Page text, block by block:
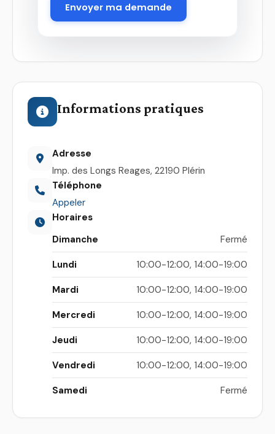
Envoyer ma demande
Informations pratiques
Adresse
Imp. des Longs Reages, 22190 Plérin
Téléphone
Appeler
Horaires
Dimanche
Fermé
Lundi 10:00-12:00, 14:00-19:00
Mardi 10:00-12:00, 14:00-19:00
Mercredi 10:00-12:00, 14:00-19:00
Jeudi 10:00-12:00, 14:00-19:00
Vendredi 10:00-12:00, 14:00-19:00
Samedi Fermé